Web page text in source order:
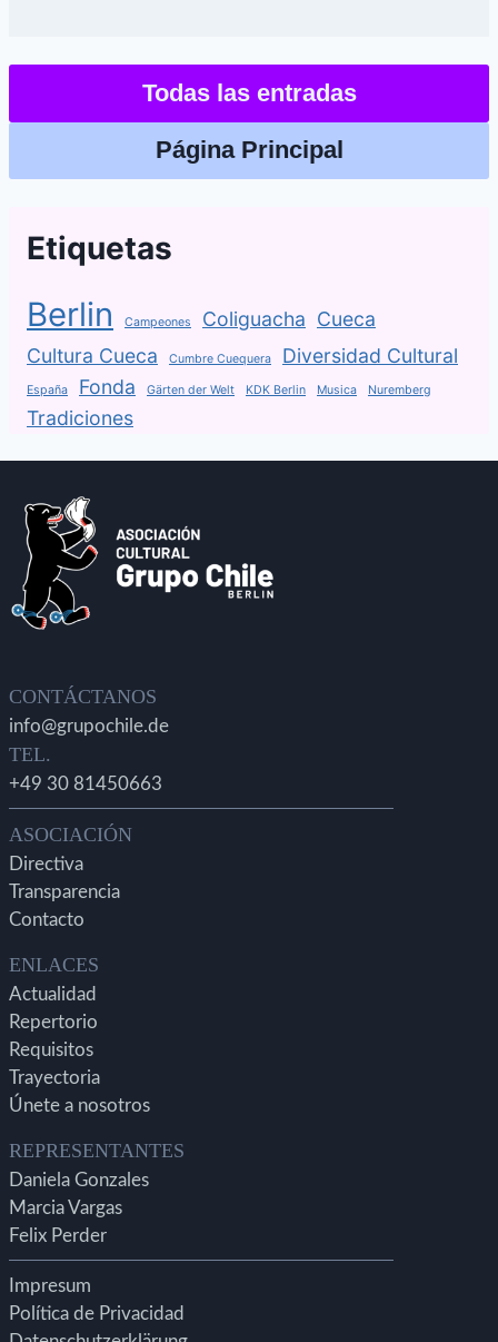
Todas las entradas
Página Principal
Etiquetas
Berlin Campeones Coliguacha Cueca
Cultura Cueca
Cumbre Cuequera Diversidad Cultural
España Fonda Gärten der Welt KDK Berlin Musica Nuremberg
Tradiciones
CONTÁCTANOS
info@grupochile.de
TEL.
+49 30 81450663
ASOCIACIÓN
Directiva
Transparencia
Contacto
ENLACES
Actualidad
Repertorio
Requisitos
Trayectoria
Únete a nosotros
REPRESENTANTES
Daniela Gonzales
Marcia Vargas
Felix Perder
Impresum
Política de Privacidad